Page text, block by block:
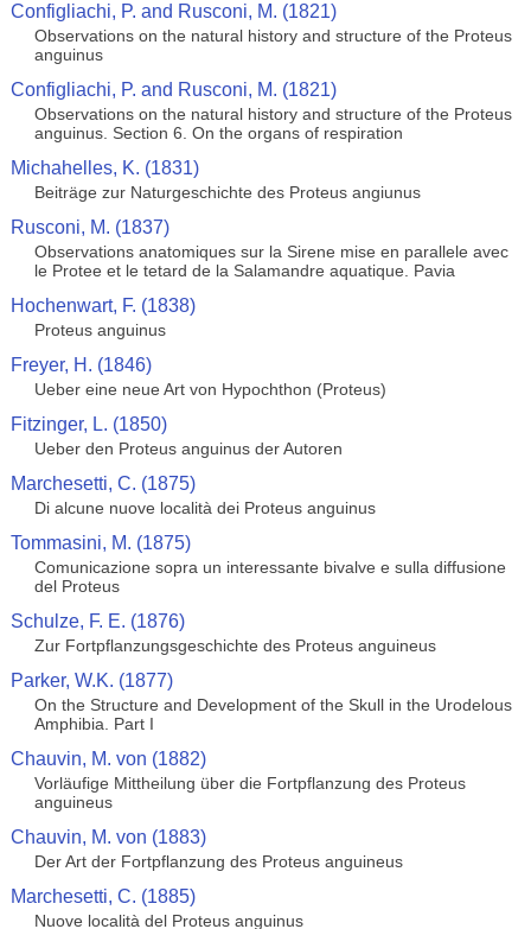
Configliachi, P. and Rusconi, M. (1821)
Observations on the natural history and structure of the Proteus
anguinus
Configliachi, P. and Rusconi, M. (1821)
Observations on the natural history and structure of the Proteus
anguinus. Section 6. On the organs of respiration
Michahelles, K. (1831)
Beiträge zur Naturgeschichte des Proteus angiunus
Rusconi, M. (1837)
Observations anatomiques sur la Sirene mise en parallele avec
le Protee et le tetard de la Salamandre aquatique. Pavia
Hochenwart, F. (1838)
Proteus anguinus
Freyer, H. (1846)
Ueber eine neue Art von Hypochthon (Proteus)
Fitzinger, L. (1850)
Ueber den Proteus anguinus der Autoren
Marchesetti, C. (1875)
Di alcune nuove località dei Proteus anguinus
Tommasini, M. (1875)
Comunicazione sopra un interessante bivalve e sulla diffusione
del Proteus
Schulze, F. E. (1876)
Zur Fortpflanzungsgeschichte des Proteus anguineus
Parker, W.K. (1877)
On the Structure and Development of the Skull in the Urodelous
Amphibia. Part I
Chauvin, M. von (1882)
Vorläufige Mittheilung über die Fortpflanzung des Proteus
anguineus
Chauvin, M. von (1883)
Der Art der Fortpflanzung des Proteus anguineus
Marchesetti, C. (1885)
Nuove località del Proteus anguinus